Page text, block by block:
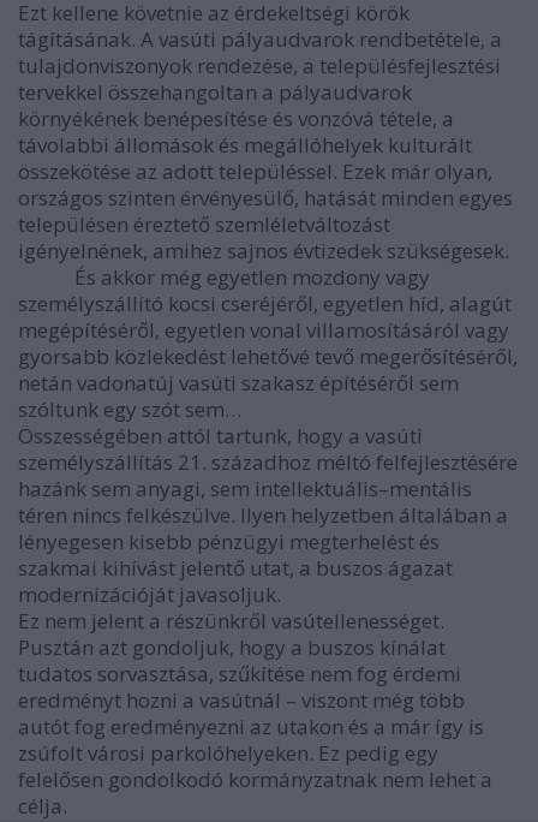
Ezt kellene követnie az érdekeltségi körök
tágításának. A vasúti pályaudvarok rendbetétele, a
tulajdonviszonyok rendezése, a településfejlesztési
tervekkel összehangoltan a pályaudvarok
környékének benépesítése és vonzóvá tétele, a
távolabbi állomások és megállóhelyek kulturált
összekötése az adott településsel. Ezek már olyan,
országos szinten érvényesülő, hatását minden egyes
településen éreztető szemléletváltozást
igényelnének, amihez sajnos évtizedek szükségesek.
És akkor még egyetlen mozdony vagy
személyszállító kocsi cseréjéről, egyetlen híd, alagút
megépítéséről, egyetlen vonal villamosításáról vagy
gyorsabb közlekedést lehetővé tevő megerősítéséről,
netán vadonatúj vasúti szakasz építéséről sem
szóltunk egy szót sem…
Összességében attól tartunk, hogy a vasúti
személyszállítás 21. századhoz méltó felfejlesztésére
hazánk sem anyagi, sem intellektuális–mentális
téren nincs felkészülve. Ilyen helyzetben általában a
lényegesen kisebb pénzügyi megterhelést és
szakmai kihívást jelentő utat, a buszos ágazat
modernizációját javasoljuk.
Ez nem jelent a részünkről vasútellenességet.
Pusztán azt gondoljuk, hogy a buszos kínálat
tudatos sorvasztása, szűkítése nem fog érdemi
eredményt hozni a vasútnál – viszont még több
autót fog eredményezni az utakon és a már így is
zsúfolt városi parkolóhelyeken. Ez pedig egy
felelősen gondolkodó kormányzatnak nem lehet a
célja.